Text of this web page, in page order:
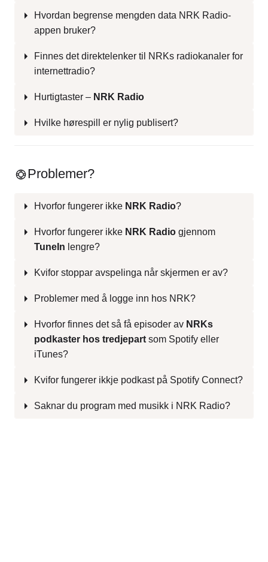
Hvordan begrense mengden data NRK Radio-
appen bruker?
Finnes det direktelenker til NRKs radiokanaler for
internettradio?
Hurtigtaster – NRK Radio
Hvilke hørespill er nylig publisert?
Problemer?
Hvorfor fungerer ikke NRK Radio?
Hvorfor fungerer ikke NRK Radio gjennom
TuneIn lengre?
Kvifor stoppar avspelinga når skjermen er av?
Problemer med å logge inn hos NRK?
Hvorfor finnes det så få episoder av NRKs
podkaster hos tredjepart som Spotify eller
iTunes?
Kvifor fungerer ikkje podkast på Spotify Connect?
Saknar du program med musikk i NRK Radio?